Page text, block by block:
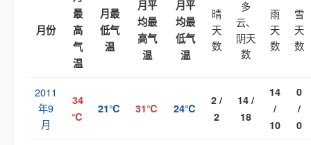
月份
最
高
气
温
月最
低气
温
月平
均最
高气
温
月平
均最
低气
温
晴
天
数
多
云、
阴天
数
雨
天
数
雪
天
数
2011
年9
月
34
℃
21℃ 31℃ 24℃
2 /
2
14 /
18
14
/
10
0
/
0